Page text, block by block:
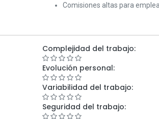
Comisiones altas para
Complejidad del trabajo:
Evolución personal:
Variabilidad del trabajo:
Seguridad del trabajo: